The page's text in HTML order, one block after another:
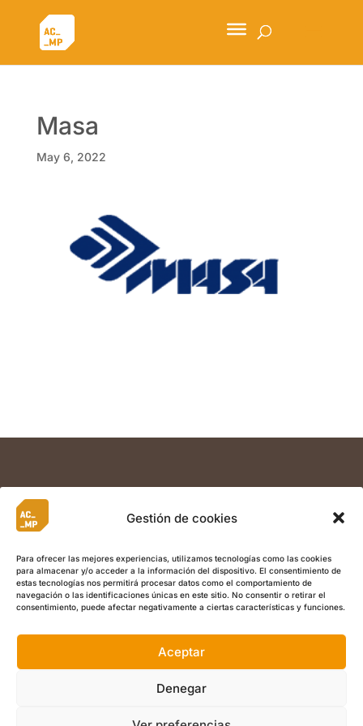
Gestión de cookies
Para ofrecer las mejores experiencias, utilizamos tecnologías como las cookies
para almacenar y/o acceder a la información del dispositivo. El consentimiento de
estas tecnologías nos permitirá procesar datos como el comportamiento de
navegación o las identificaciones únicas en este sitio. No consentir o retirar el
consentimiento, puede afectar negativamente a ciertas características y funciones.
Aceptar
Denegar
Masa
May 6, 2022